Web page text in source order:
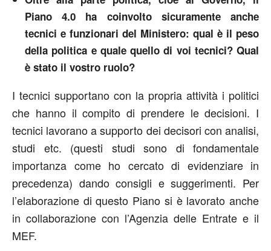
Piano 4.0 ha coinvolto sicuramente anche
tecnici e funzionari del Ministero: qual è il peso
della politica e quale quello di voi tecnici? Qual
è stato il vostro ruolo?
I tecnici supportano con la propria attività i politici
che hanno il compito di prendere le decisioni. I
tecnici lavorano a supporto dei decisori con analisi,
studi etc. (questi studi sono di fondamentale
importanza come ho cercato di evidenziare in
precedenza) dando consigli e suggerimenti. Per
l’elaborazione di questo Piano si è lavorato anche
in collaborazione con l’Agenzia delle Entrate e il
MEF.